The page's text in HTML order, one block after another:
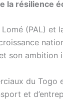
la résilience
(PAL) et
son ambition
du Togo
et